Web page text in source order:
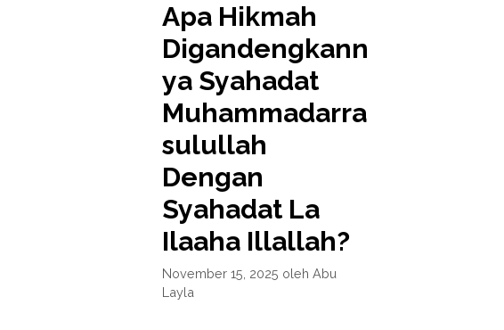
Apa Hikmah
Digandengkann
ya Syahadat
Muhammadarra
sulullah
Dengan
Syahadat La
Ilaaha Illallah?
November 15, 2025 oleh Abu
Layla